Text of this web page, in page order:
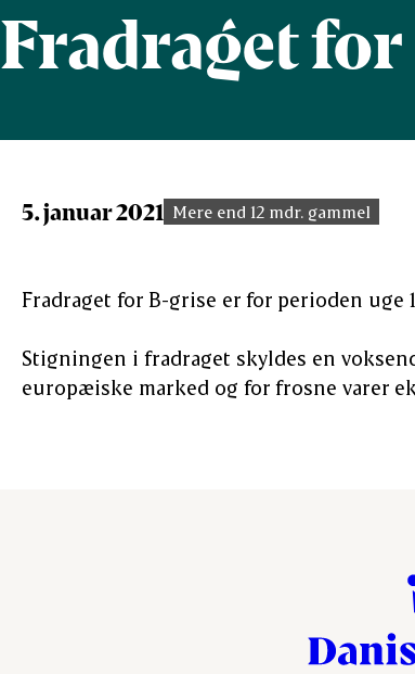
Fradraget
5. januar 2021 Mere end 12 mdr. gammel
Fradraget for B-grise er for perioden uge
Stigningen i fradraget skyldes en
europæiske marked og for frosne varer